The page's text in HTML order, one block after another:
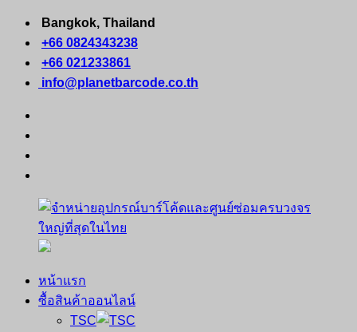
Skip
content
Bangkok, Thailand
+66 0824343238
+66 021233861
info@planetbarcode.co.th
จำหน่าย
คอมพิวเตอร์
หน้าแรก
ซื้อสินค้าออนไลน์
TSC